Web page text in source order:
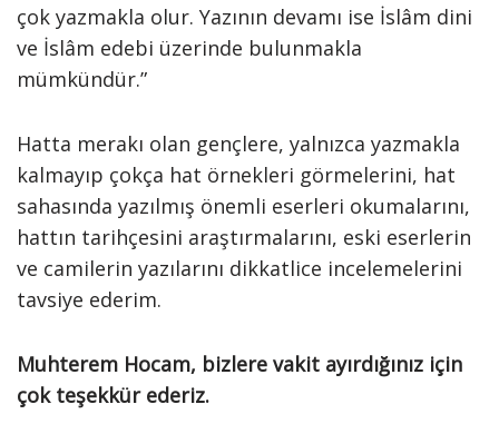
çok yazmakla olur. Yazının devamı ise İslâm dini
ve İslâm edebi üzerinde bulunmakla
mümkündür.”
Hatta merakı olan gençlere, yalnızca yazmakla
kalmayıp çokça hat örnekleri görmelerini, hat
sahasında yazılmış önemli eserleri okumalarını,
hattın tarihçesini araştırmalarını, eski eserlerin
ve camilerin yazılarını dikkatlice incelemelerini
tavsiye ederim.
Muhterem Hocam, bizlere vakit ayırdığınız için
çok teşekkür ederiz.